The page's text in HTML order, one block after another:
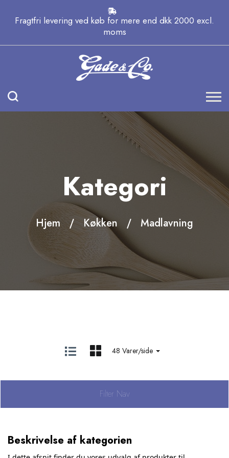
Fragtfri levering ved køb for mere end dkk 2000 excl.
moms
Kategori
Hjem Køkken Madlavning
48 Varer/side
Filter Nav
Beskrivelse af kategorien